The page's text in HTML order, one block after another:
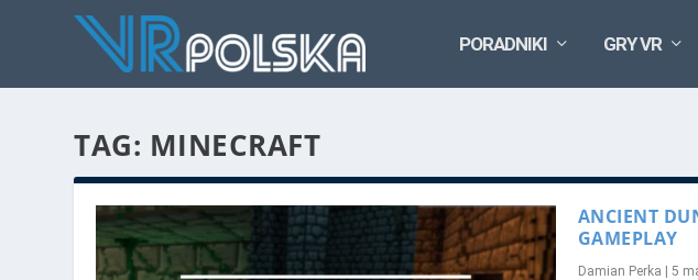
PORADNIKI GRY VR
TAG: MINECRAFT
ANCIENT
GAMEPLAY
Damian Perka 5